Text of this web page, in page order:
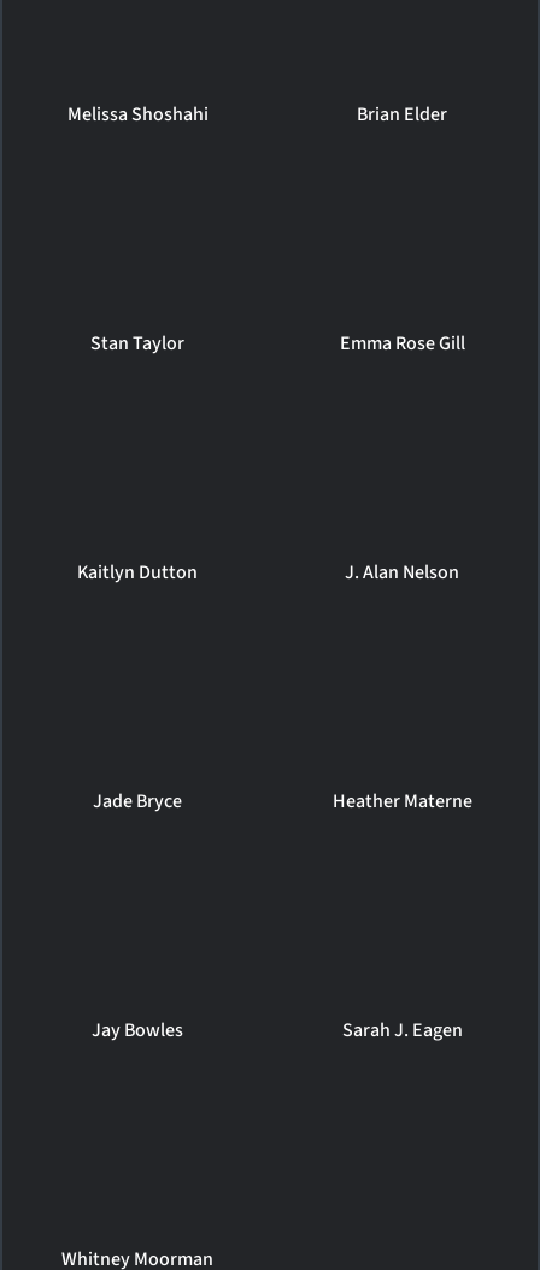
Melissa Shoshahi Brian Elder
Stan Taylor Emma Rose Gill
Kaitlyn Dutton J. Alan Nelson
Jade Bryce Heather Materne
Jay Bowles Sarah J. Eagen
Whitney Moorman